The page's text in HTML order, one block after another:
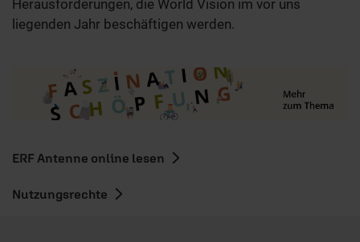
Herausforderungen, die World Vision im vor uns
liegenden Jahr beschäftigen werden.
ERF Antenne online lesen
Nutzungsrechte